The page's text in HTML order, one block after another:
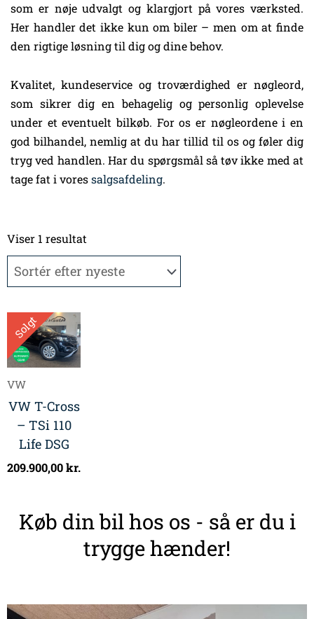
som er nøje udvalgt og klargjort på vores værksted.
Her handler det ikke kun om biler – men om at finde
den rigtige løsning til dig og dine behov.
Kvalitet, kundeservice og troværdighed er nøgleord,
som sikrer dig en behagelig og personlig oplevelse
under et eventuelt bilkøb. For os er nøgleordene i en
god bilhandel, nemlig at du har tillid til os og føler dig
tryg ved handlen. Har du spørgsmål så tøv ikke med at
tage fat i voressalgsafdeling.
Viser 1 resultat
Solgt
VW
VW T-Cross
– TSi 110
Life DSG
209.900,00kr.
Køb din bil hos os - så er du i
trygge hænder!